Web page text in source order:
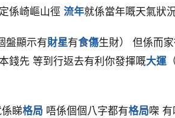
係崎嶇山徑 流年就係當年嘅天氣狀
盤顯示有財星有食傷生財） 但係而
錢先 等到行返去有利你發揮嘅大運
睇格局 唔係個個八字都有格局㗎